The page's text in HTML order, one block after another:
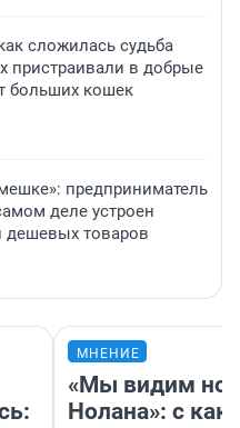
сложилась судьба
пристраивали в добрые
больших кошек
предприниматель
деле устроен
дешевых товаров
МНЕНИЕ
«Мы видим
Нолана»: с